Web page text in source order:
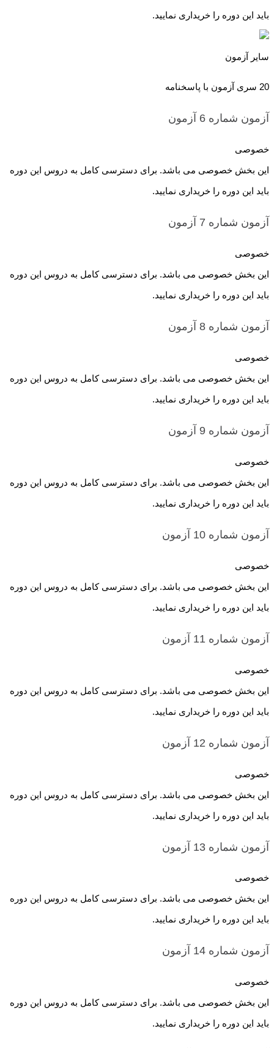
باید این دوره را خریداری نمایید.
سایر آزمون
20 سری آزمون با پاسخنامه
آزمون شماره 6 آزمون
خصوصی
این بخش خصوصی می باشد. برای دسترسی کامل به دروس این دوره
باید این دوره را خریداری نمایید.
آزمون شماره 7 آزمون
خصوصی
این بخش خصوصی می باشد. برای دسترسی کامل به دروس این دوره
باید این دوره را خریداری نمایید.
آزمون شماره 8 آزمون
خصوصی
این بخش خصوصی می باشد. برای دسترسی کامل به دروس این دوره
باید این دوره را خریداری نمایید.
آزمون شماره 9 آزمون
خصوصی
این بخش خصوصی می باشد. برای دسترسی کامل به دروس این دوره
باید این دوره را خریداری نمایید.
آزمون شماره 10 آزمون
خصوصی
این بخش خصوصی می باشد. برای دسترسی کامل به دروس این دوره
باید این دوره را خریداری نمایید.
آزمون شماره 11 آزمون
خصوصی
این بخش خصوصی می باشد. برای دسترسی کامل به دروس این دوره
باید این دوره را خریداری نمایید.
آزمون شماره 12 آزمون
خصوصی
این بخش خصوصی می باشد. برای دسترسی کامل به دروس این دوره
باید این دوره را خریداری نمایید.
آزمون شماره 13 آزمون
خصوصی
این بخش خصوصی می باشد. برای دسترسی کامل به دروس این دوره
باید این دوره را خریداری نمایید.
آزمون شماره 14 آزمون
خصوصی
این بخش خصوصی می باشد. برای دسترسی کامل به دروس این دوره
باید این دوره را خریداری نمایید.